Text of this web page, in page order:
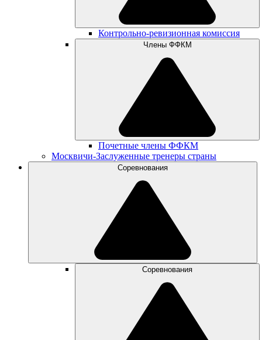
Контрольно-ревизионная комиссия
Члены ФФКМ
Почетные члены ФФКМ
Москвичи-Заслуженные тренеры страны
Соревнования
Соревнования